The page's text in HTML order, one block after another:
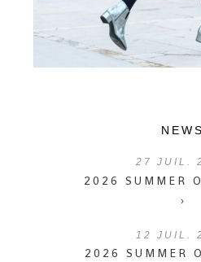
NEWS
27 JUIL.
2026 SUMMER
›
12 JUIL.
2026 SUMMER